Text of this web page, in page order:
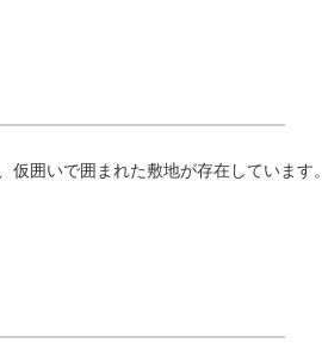
囲いで囲まれた敷地が存在しています。